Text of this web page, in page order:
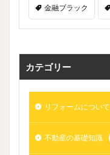
金融ブラック
カテゴリー
リフォームについて
不動産の基礎知識